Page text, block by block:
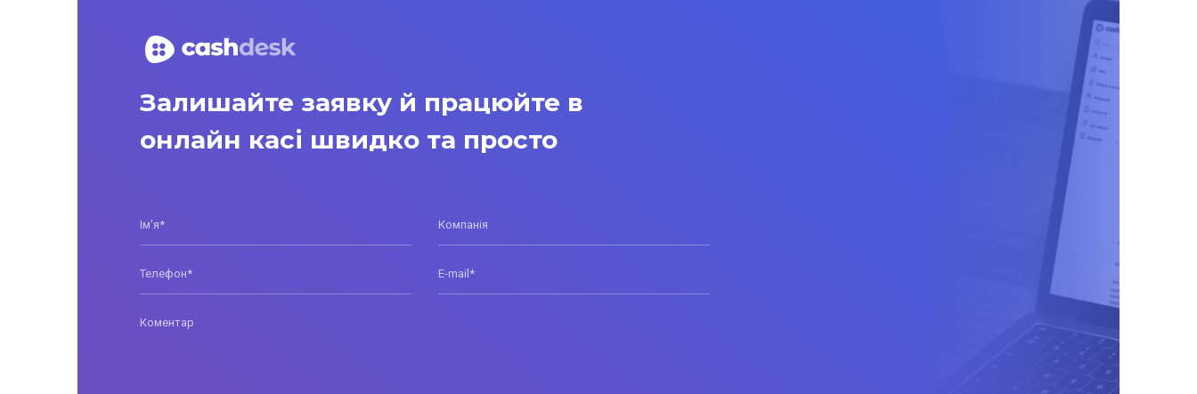
Залишайте заявку й працюйте в
онлайн касі швидко та просто
Ім'я* Компанія
Телефон* E-mail*
Коментар